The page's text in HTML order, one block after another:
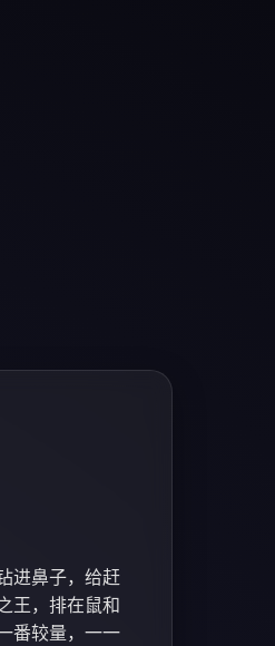
进鼻子，给赶
王，排在鼠和
番较量，一一